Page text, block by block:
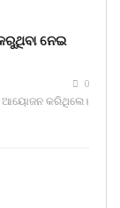
ନେଇ
0
ଆୟୋଜନ କରିଥିଲେ।